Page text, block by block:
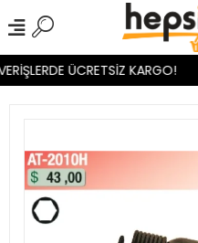
ÜCRETSİZ KARGO!